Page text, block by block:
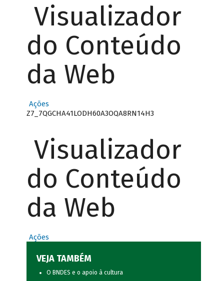
Visualizador
do Conteúdo
da Web
Ações
Z7_7QGCHA41LODH60A3OQA8RN14H3
Visualizador
do Conteúdo
da Web
Ações
VEJA TAMBÉM
O BNDES e o apoio à cultura